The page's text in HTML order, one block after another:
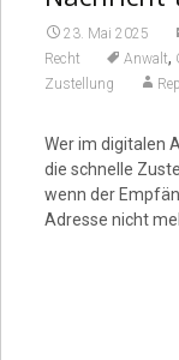
23. Mai 2025
Recht Anwalt,
Zustellung
Wer im digitalen
die schnelle
wenn der
Adresse nicht